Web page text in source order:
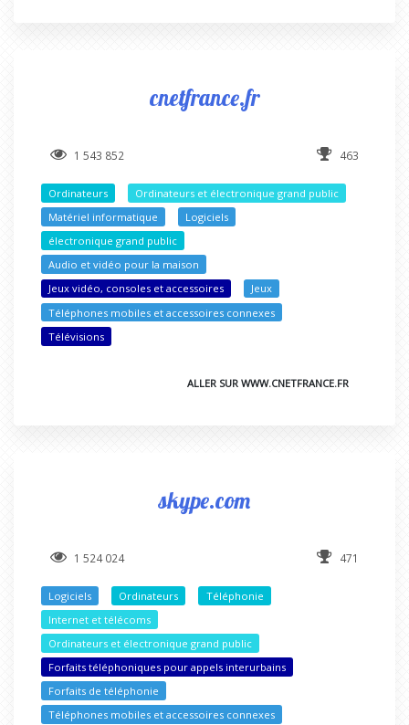
cnetfrance.fr
1 543 852 463
Ordinateurs
Ordinateurs et électronique grand public
Matériel informatique
Logiciels
électronique grand public
Audio et vidéo pour la maison
Jeux vidéo, consoles et accessoires
Jeux
Téléphones mobiles et accessoires connexes
Télévisions
ALLER SUR WWW.CNETFRANCE.FR
skype.com
1 524 024 471
Logiciels Ordinateurs
Téléphonie
Internet et télécoms
Ordinateurs et électronique grand public
Forfaits téléphoniques pour appels interurbains
Forfaits de téléphonie
Téléphones mobiles et accessoires connexes